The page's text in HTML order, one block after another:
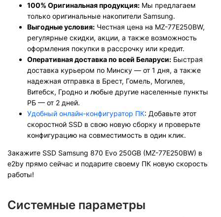
100% Оригинальная продукция: Мы предлагаем
только оригинальные накопители Samsung.
Выгодные условия: Честная цена на MZ-77E250BW,
регулярные скидки, акции, а также возможность
оформления покупки в рассрочку или кредит.
Оперативная доставка по всей Беларуси: Быстрая
доставка курьером по Минску — от 1 дня, а также
надежная отправка в Брест, Гомель, Могилев,
Витебск, Гродно и любые другие населенные пункты
РБ — от 2 дней.
Удобный онлайн-конфигуратор ПК: Добавьте этот
скоростной SSD в свою новую сборку и проверьте
конфигурацию на совместимость в один клик.
Закажите SSD Samsung 870 Evo 250GB (MZ-77E250BW) в
e2by прямо сейчас и подарите своему ПК новую скорость
работы!
Системные параметры